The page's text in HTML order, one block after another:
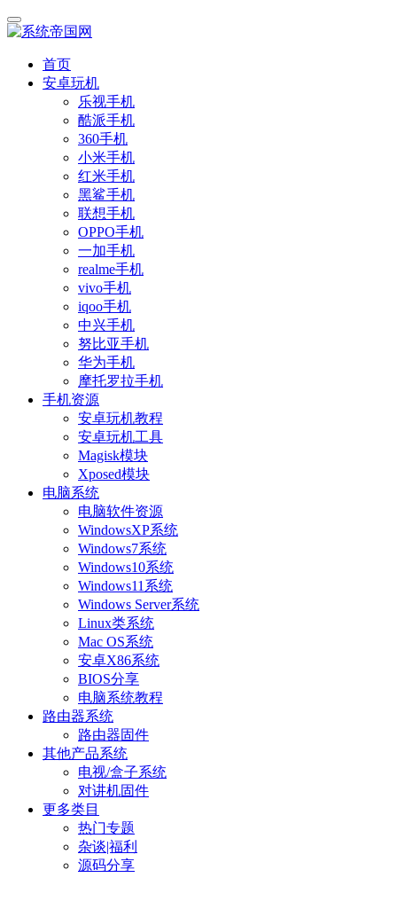
首页
安卓玩机
乐视手机
酷派手机
360手机
小米手机
红米手机
黑鲨手机
联想手机
OPPO手机
一加手机
realme手机
vivo手机
iqoo手机
中兴手机
努比亚手机
华为手机
摩托罗拉手机
手机资源
安卓玩机教程
安卓玩机工具
Magisk模块
Xposed模块
电脑系统
电脑软件资源
WindowsXP系统
Windows7系统
Windows10系统
Windows11系统
Windows Server系统
Linux类系统
Mac OS系统
安卓X86系统
BIOS分享
电脑系统教程
路由器系统
路由器固件
其他产品系统
电视/盒子系统
对讲机固件
更多类目
热门专题
杂谈|福利
源码分享